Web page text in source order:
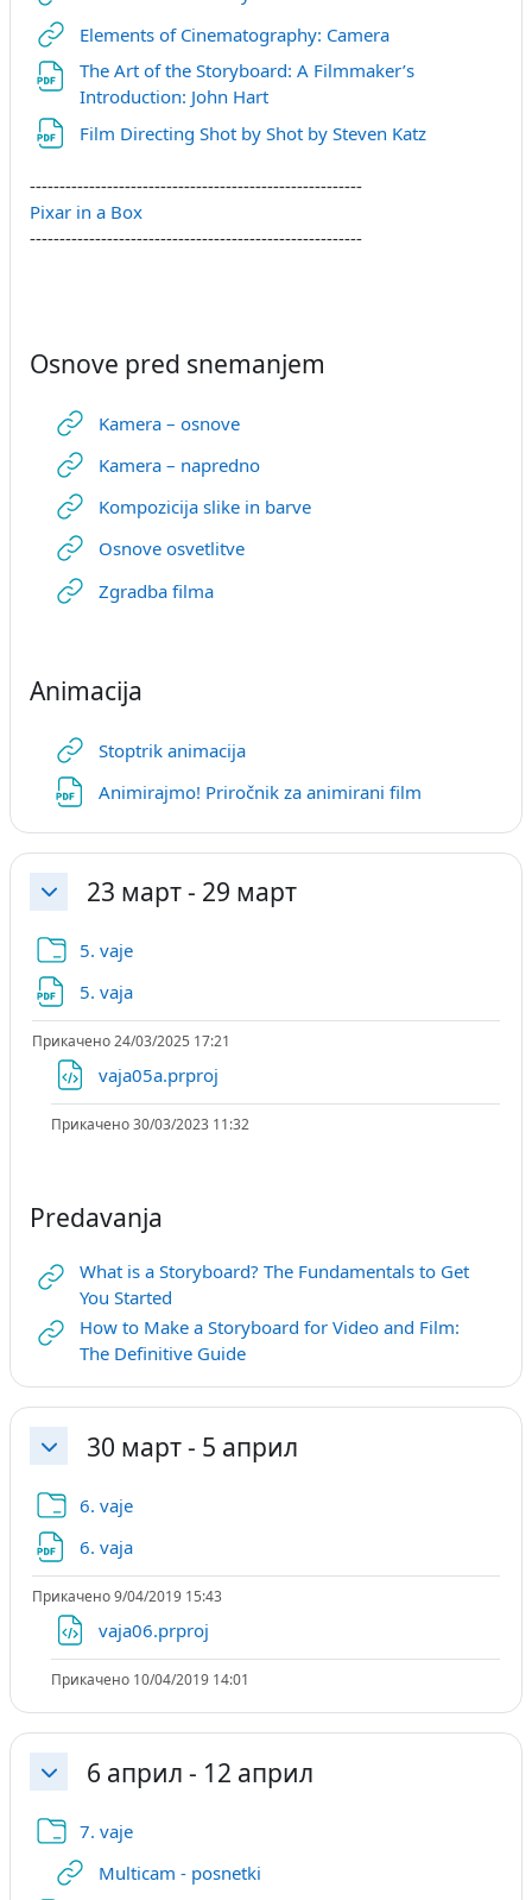
Elements of Cinematography: CameraURL
The Art of the Storyboard: A Filmmaker’s
Introduction: John HartURL
Film Directing Shot by Shot by Steven KatzURL
--------------------------------------------------------
Pixar in a Box
--------------------------------------------------------
Osnove pred snemanjem
Kamera – osnoveURL
Kamera – naprednoURL
Kompozicija slike in barveURL
Osnove osvetlitveURL
Zgradba filmaURL
Animacija
Stoptrik animacijaURL
Animirajmo! Priročnik za animirani filmURL
Затвори23 март - 29 март
5. vajeПапка
5. vaja
Прикачено 24/03/2025 17:21
vaja05a.prproj
Прикачено 30/03/2023 11:32
Predavanja
What is a Storyboard? The Fundamentals to Get
You StartedURL
How to Make a Storyboard for Video and Film:
The Definitive GuideURL
Затвори30 март - 5 април
6. vajeПапка
6. vaja
Прикачено 9/04/2019 15:43
vaja06.prproj
Прикачено 10/04/2019 14:01
Затвори6 април - 12 април
7. vajeПапка
Multicam - posnetkiURL